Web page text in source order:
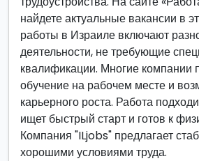
найдете актуальные вакансии в
работы в Израиле включают
деятельности, не требующие
квалификации. Многие компании
обучение на рабочем месте и
карьерного роста. Работа
ищет быстрый старт и готов к
Компания "ILjobs" предлагает
хорошими условиями труда.